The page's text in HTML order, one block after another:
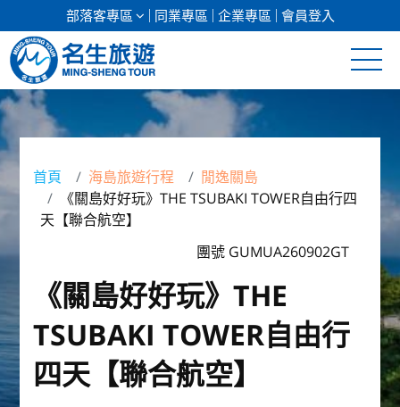
部落客專區 同業專區 企業專區 會員登入
清倉促銷
日本專館
郵輪假期
東南亞
美加紐澳
首頁 海島旅遊行程
閒逸關島
《關島好好玩》THE TSUBAKI TOWER自由行四
天【聯合航空】
團號 GUMUA260902GT
《關島好好玩》THE
TSUBAKI TOWER自由行
四天【聯合航空】